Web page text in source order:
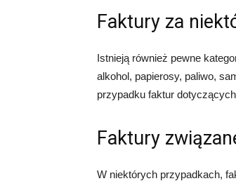
Faktury za
Istnieją również pewne
alkohol, papierosy, paliwo,
przypadku faktur
Faktury
W niektórych przypadkach,